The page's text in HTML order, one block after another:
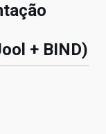
+ BIND)